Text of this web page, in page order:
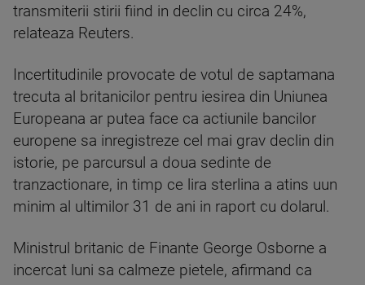
transmiterii stirii fiind in declin cu circa 24%,
relateaza Reuters.
Incertitudinile provocate de votul de saptamana
trecuta al britanicilor pentru iesirea din Uniunea
Europeana ar putea face ca actiunile bancilor
europene sa inregistreze cel mai grav declin din
istorie, pe parcursul a doua sedinte de
tranzactionare, in timp ce lira sterlina a atins uun
minim al ultimilor 31 de ani in raport cu dolarul.
Ministrul britanic de Finante George Osborne a
incercat luni sa calmeze pietele, afirmand ca